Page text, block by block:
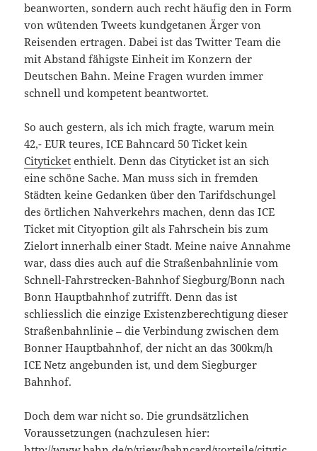
beanworten, sondern auch recht häufig den in Form
von wütenden Tweets kundgetanen Ärger von
Reisenden ertragen. Dabei ist das Twitter Team die
mit Abstand fähigste Einheit im Konzern der
Deutschen Bahn. Meine Fragen wurden immer
schnell und kompetent beantwortet.
So auch gestern, als ich mich fragte, warum mein
42,- EUR teures, ICE Bahncard 50 Ticket kein
Cityticket enthielt. Denn das Cityticket ist an sich
eine schöne Sache. Man muss sich in fremden
Städten keine Gedanken über den Tarifdschungel
des örtlichen Nahverkehrs machen, denn das ICE
Ticket mit Cityoption gilt als Fahrschein bis zum
Zielort innerhalb einer Stadt. Meine naive Annahme
war, dass dies auch auf die Straßenbahnlinie vom
Schnell-Fahrstrecken-Bahnhof Siegburg/Bonn nach
Bonn Hauptbahnhof zutrifft. Denn das ist
schliesslich die einzige Existenzberechtigung dieser
Straßenbahnlinie – die Verbindung zwischen dem
Bonner Hauptbahnhof, der nicht an das 300km/h
ICE Netz angebunden ist, und dem Siegburger
Bahnhof.
Doch dem war nicht so. Die grundsätzlichen
Voraussetzungen (nachzulesen hier: